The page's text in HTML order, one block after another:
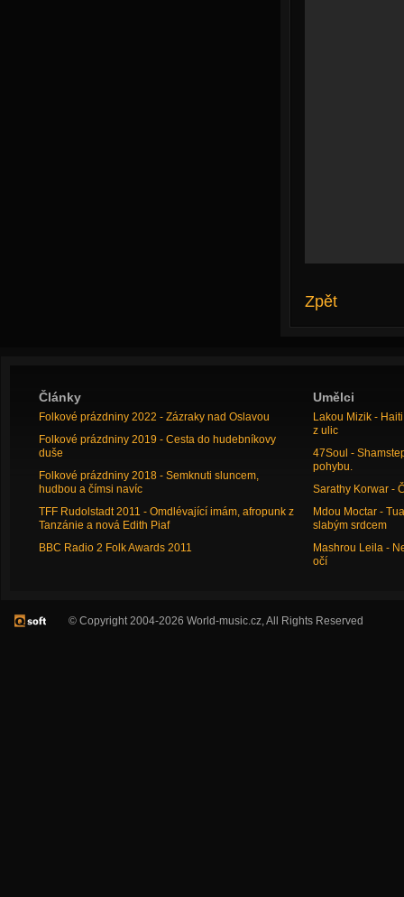
Zpět
Články
Folkové prázdniny 2022 - Zázraky nad Oslavou
Folkové prázdniny 2019 - Cesta do hudebníkovy
duše
Folkové prázdniny 2018 - Semknuti sluncem,
hudbou a čímsi navíc
TFF Rudolstadt 2011 - Omdlévající imám, afropunk z
Tanzánie a nová Edith Piaf
BBC Radio 2 Folk Awards 2011
Umělci
Lakou Mizik -
z ulic
47Soul -
pohybu.
Sarathy Korwar -
Mdou Moctar -
slabým srdcem
Mashrou Leila -
očí
© Copyright 2004-2026 World-music.cz, All Rights Reserved